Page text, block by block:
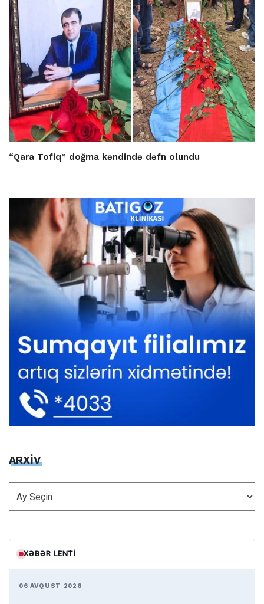
“Qara Tofiq” doğma kəndində dəfn olundu
ARXİV
ARXİV
XƏBƏR LENTI
06 AVQUST 2026